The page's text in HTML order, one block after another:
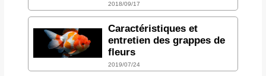
2018/09/17
Caractéristiques et
entretien des grappes de
fleurs
2019/07/24